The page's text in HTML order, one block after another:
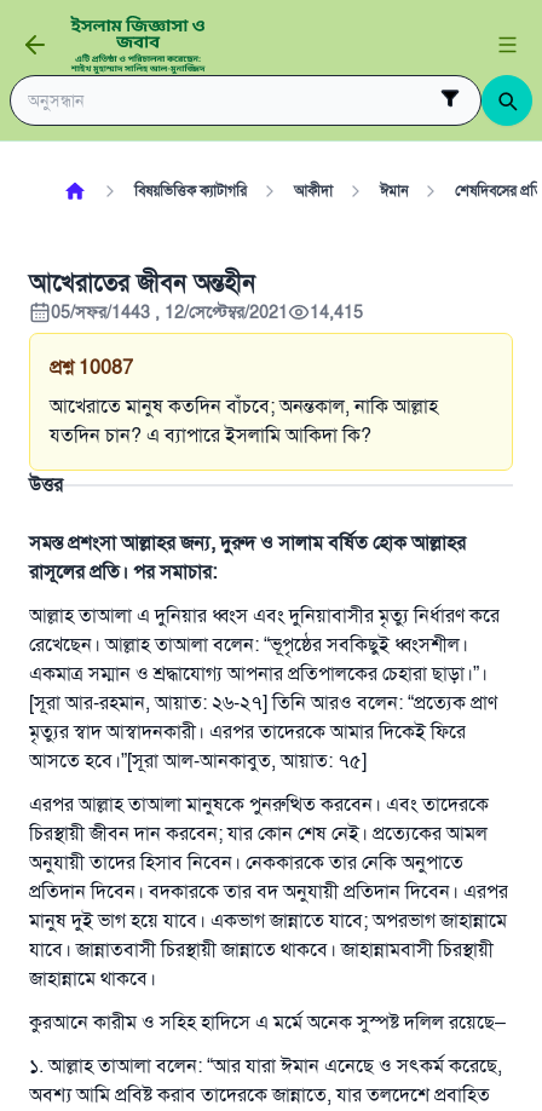
বিষয়ভিত্তিক ক্যাটাগরি আকীদা ঈমান শেষদিবসের
আখেরাতের জীবন অন্তহীন
05/সফর/1443 , 12/সেপ্টেম্বর/2021 14,415
প্রশ্ন 10087
আখেরাতে মানুষ কতদিন বাঁচবে; অনন্তকাল, নাকি আল্লাহ
যতদিন চান? এ ব্যাপারে ইসলামি আকিদা কি?
উত্তর
সমস্ত প্রশংসা আল্লাহর জন্য, দুরুদ ও সালাম বর্ষিত হোক আল্লাহর
রাসূলের প্রতি। পর সমাচার:
আল্লাহ তাআলা এ দুনিয়ার ধ্বংস এবং দুনিয়াবাসীর মৃত্যু নির্ধারণ করে
রেখেছেন। আল্লাহ তাআলা বলেন: “ভূপৃষ্ঠের সবকিছুই ধ্বংসশীল।
একমাত্র সম্মান ও শ্রদ্ধাযোগ্য আপনার প্রতিপালকের চেহারা ছাড়া।”।
[সূরা আর-রহমান, আয়াত: ২৬-২৭] তিনি আরও বলেন: “প্রত্যেক প্রাণ
মৃত্যুর স্বাদ আস্বাদনকারী। এরপর তাদেরকে আমার দিকেই ফিরে
আসতে হবে।”[সূরা আল-আনকাবুত, আয়াত: ৭৫]
এরপর আল্লাহ তাআলা মানুষকে পুনরুত্থিত করবেন। এবং তাদেরকে
চিরস্থায়ী জীবন দান করবেন; যার কোন শেষ নেই। প্রত্যেকের আমল
অনুযায়ী তাদের হিসাব নিবেন। নেককারকে তার নেকি অনুপাতে
প্রতিদান দিবেন। বদকারকে তার বদ অনুযায়ী প্রতিদান দিবেন। এরপর
মানুষ দুই ভাগ হয়ে যাবে। একভাগ জান্নাতে যাবে; অপরভাগ জাহান্নামে
যাবে। জান্নাতবাসী চিরস্থায়ী জান্নাতে থাকবে। জাহান্নামবাসী চিরস্থায়ী
জাহান্নামে থাকবে।
কুরআনে কারীম ও সহিহ হাদিসে এ মর্মে অনেক সুস্পষ্ট দলিল রয়েছে–
১. আল্লাহ তাআলা বলেন: “আর যারা ঈমান এনেছে ও সৎকর্ম করেছে,
অবশ্য আমি প্রবিষ্ট করাব তাদেরকে জান্নাতে, যার তলদেশে প্রবাহিত